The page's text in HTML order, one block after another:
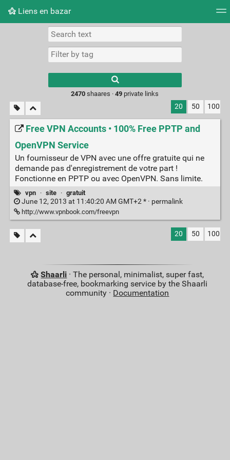
Liens en bazar
Picture wall
2470 shaares ·49 private links
20 50 100
Free VPN Accounts • 100% Free PPTP and
OpenVPN Service
Un fournisseur de VPN avec une offre gratuite qui ne
demande pas d'enregistrement de votre part !
Fonctionne en PPTP ou avec OpenVPN. Sans limite.
vpn · site · gratuit
June 12, 2013 at 11:40:20 AM GMT+2 * · permalink
http://www.vpnbook.com/freevpn
20 50 100
Shaarli · The personal, minimalist, super fast,
database-free, bookmarking service by the Shaarli
community · Documentation